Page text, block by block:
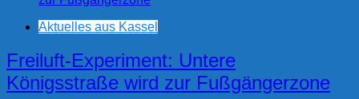
Aktuelles aus Kassel
Freiluft-Experiment: Untere
Königsstraße wird zur Fußgängerzone